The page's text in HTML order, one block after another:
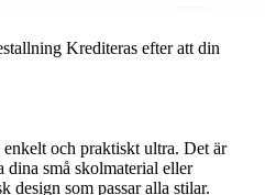
Krediteras efter att din
och praktiskt ultra. Det är
små skolmaterial eller
design som passar alla stilar.